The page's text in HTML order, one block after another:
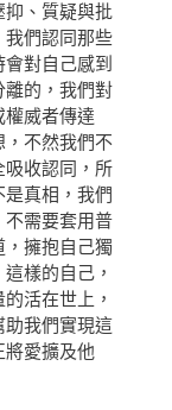
抑、質疑與批
我們認同那些
對自己感到
離的，我們對
權威者傳達
，不然我們不
吸收認同，所
真相，我們
不需要套用普
，擁抱自己獨
樣的自己，
活在世上，
助我們實現這
將愛擴及他